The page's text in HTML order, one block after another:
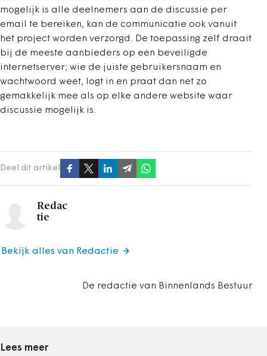
mogelijk is alle deelnemers aan de discussie per
email te bereiken, kan de communicatie ook vanuit
het project worden verzorgd. De toepassing zelf draait
bij de meeste aanbieders op een beveiligde
internetserver; wie de juiste gebruikersnaam en
wachtwoord weet, logt in en praat dan net zo
gemakkelijk mee als op elke andere website waar
discussie mogelijk is.
Deel dit artikel
Redac
tie
De redactie van Binnenlands Bestuur
Bekijk alles van Redactie
Lees meer